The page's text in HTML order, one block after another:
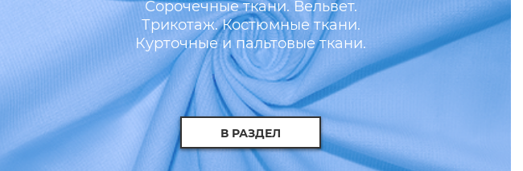
Сорочечные ткани. Вельвет.
Трикотаж. Костюмные ткани.
Курточные и пальтовые ткани.
Искусственные кожа и мех.
В РАЗДЕЛ